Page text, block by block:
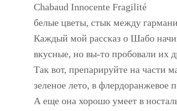
Chabaud Innocente Fragilité
белые цветы, стык между
Каждый мой рассказ о Шабо
вкусные, но вы-то пробовали их
Так вот, препарируйте на части
зеленое лето, в флердоранжевое
А еще она хорошо умеет в